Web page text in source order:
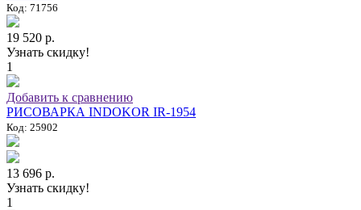
Код: 71756
19 520 р.
Узнать скидку!
1
Добавить к сравнению
РИСОВАРКА INDOKOR IR-1954
Код: 25902
13 696 р.
Узнать скидку!
1